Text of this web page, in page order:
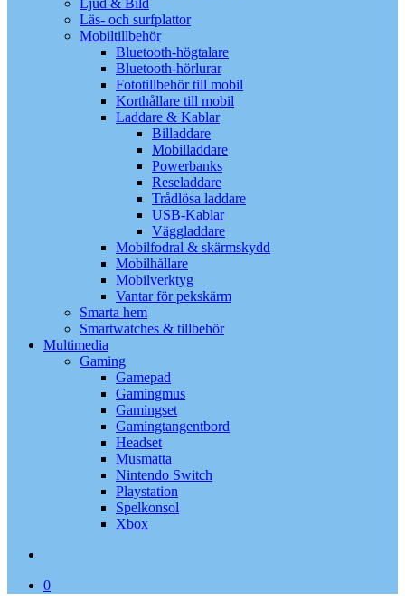
Ljud & Bild
Läs- och surfplattor
Mobiltillbehör
Bluetooth-högtalare
Bluetooth-hörlurar
Fototillbehör till mobil
Korthållare till mobil
Laddare & Kablar
Billaddare
Mobilladdare
Powerbanks
Reseladdare
Trådlösa laddare
USB-Kablar
Väggladdare
Mobilfodral & skärmskydd
Mobilhållare
Mobilverktyg
Vantar för pekskärm
Smarta hem
Smartwatches & tillbehör
Multimedia
Gaming
Gamepad
Gamingmus
Gamingset
Gamingtangentbord
Headset
Musmatta
Nintendo Switch
Playstation
Spelkonsol
Xbox
0